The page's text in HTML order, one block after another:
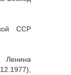
ССР